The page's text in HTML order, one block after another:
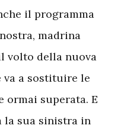
il programma
madrina
volto della nuova
va a sostituire le
ormai superata. E
la sua sinistra in